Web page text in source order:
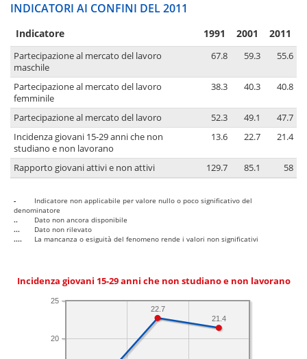
INDICATORI AI CONFINI DEL 2011
Indicatore 1991 2001 2011
Partecipazione al mercato del lavoro
maschile
67.8 59.3 55.6
Partecipazione al mercato del lavoro
femminile
38.3 40.3 40.8
Partecipazione al mercato del lavoro 52.3 49.1
47.7
Incidenza giovani 15-29 anni che non
studiano e non lavorano
13.6 22.7 21.4
Rapporto giovani attivi e non attivi 129.7 85.1 58
-
Indicatore non applicabile per valore nullo o poco significativo del
denominatore
..
Dato non ancora disponibile
...
Dato non rilevato
....
La mancanza o esiguità del fenomeno rende i valori non significativi
Incidenza giovani 15-29 anni che non studiano e non lavorano
20
25
21.4
22.7